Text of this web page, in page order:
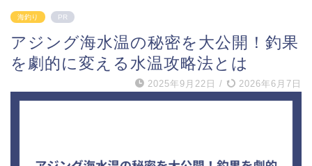
海釣り PR
アジング海水温の秘密を大公開！釣果
を劇的に変える水温攻略法とは
2025年9月22日 / 2026年6月7日